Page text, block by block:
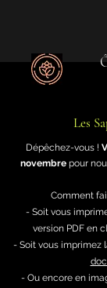
Les
Dépêchez-vous !
novembre pour
Comment
- Soit vous
version PDF en
- Soit vous imprimez
- Ou encore en